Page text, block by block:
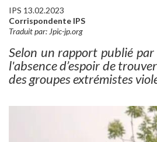
IPS 13.02.2023
Corrispondente IPS
Traduit par: Jpic-jp.org
Selon un rapport publié
l'absence d’espoir de
des groupes extrémistes